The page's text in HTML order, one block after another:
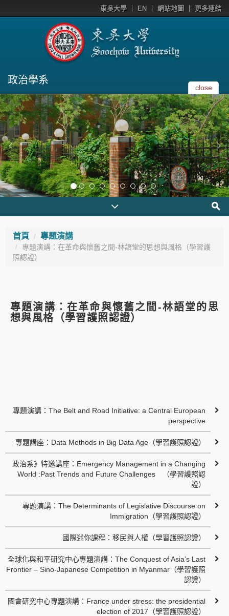
東吳大學 EN 網站地圖 更多連結
政治學系
close
首頁 專題演講
專題演講：在革命與懷舊之間-林語堂的思想與風格（學習護
照認證）
專題演講：在革命與懷舊之間-林語堂的思
想與風格（學習護照認證）
專題演講：The Belt and Road Initiative: a Central European
perspective
專題講座：Data Methods in Big Data Age（學習護照認證）
政治系》特邀講座：Emergency Management in a Changing
World :Past Trends and Future Challenges （學習護照認
證）
專題演講：The Determinants of Legislative Discourse on
Immigration（學習護照認證）
國際迷你課程：移民與人權（學習護照認證）
全球化與和平研究中心專題演講：The Conquest of Asia’s Last
Frontier – Sino-Japanese Competition in Myanmar（學習護照
認證）
國會研究中心專題演講：France under stress: the presidential
election of 2017（學習護照認證）